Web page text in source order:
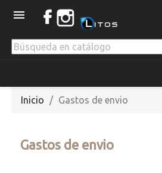

Inicio Gastos de envio
Gastos de envio